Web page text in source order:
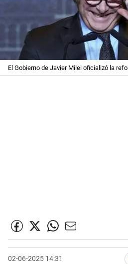
El Gobierno de Javier Milei oficializó la
02-06-2025 14:31